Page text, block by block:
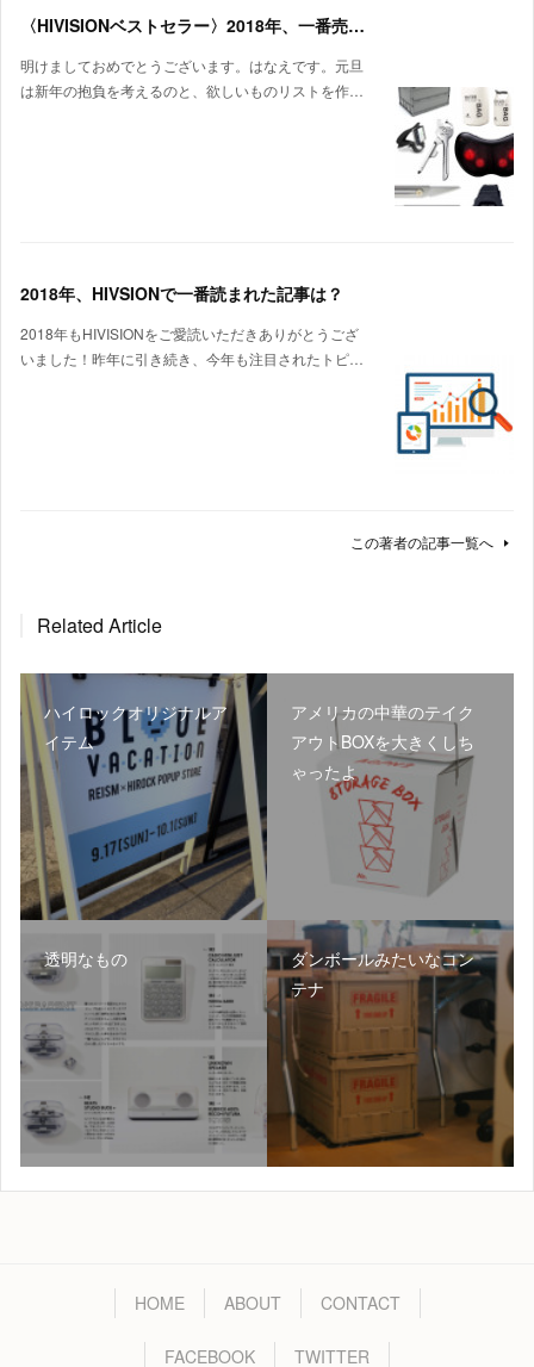
〈HIVISIONベストセラー〉2018年、一番売れたのはコレだ！
明けましておめでとうございます。はなえです。元旦
は新年の抱負を考えるのと、欲しいものリストを作…
2018年、HIVSIONで一番読まれた記事は？
2018年もHIVISIONをご愛読いただきありがとうござ
いました！昨年に引き続き、今年も注目されたトピ…
この著者の記事一覧へ
Related Article
ハイロックオリジナルア
イテム
アメリカの中華のテイク
アウトBOXを大きくしち
ゃったよ
透明なもの
ダンボールみたいなコン
テナ
HOME ABOUT CONTACT
FACEBOOK TWITTER